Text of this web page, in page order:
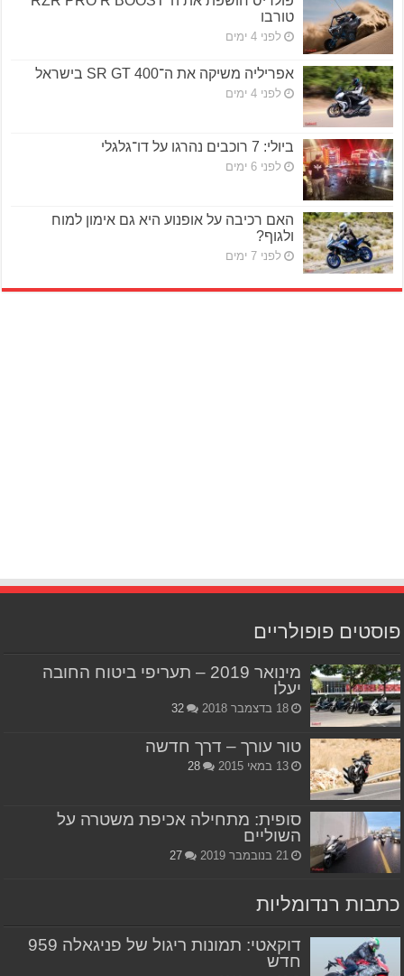
טורבו
לפני 4 ימים
אפריליה משיקה את ה־SR GT 400 בישראל
לפני 4 ימים
ביולי: 7 רוכבים נהרגו על דו־גלגלי
לפני 6 ימים
האם רכיבה על אופנוע היא גם אימון למוח
ולגוף?
לפני 7 ימים
פוסטים פופולריים
מינואר 2019 – תעריפי ביטוח החובה
יעלו
18 בדצמבר 2018 32
טור עורך – דרך חדשה
13 במאי 2015 28
סופית: מתחילה אכיפת משטרה על
השוליים
21 בנובמבר 2019 27
כתבות רנדומליות
דוקאטי: תמונות ריגול של פניגאלה 959
חדש